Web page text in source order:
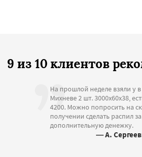
9 из 10 клиентов
На прошлой неделе взяли у
Михневе 2 шт. 3000х60х38,
4200. Можно попросить на
получении сделать распил за
дополнительную денежку.
— А.